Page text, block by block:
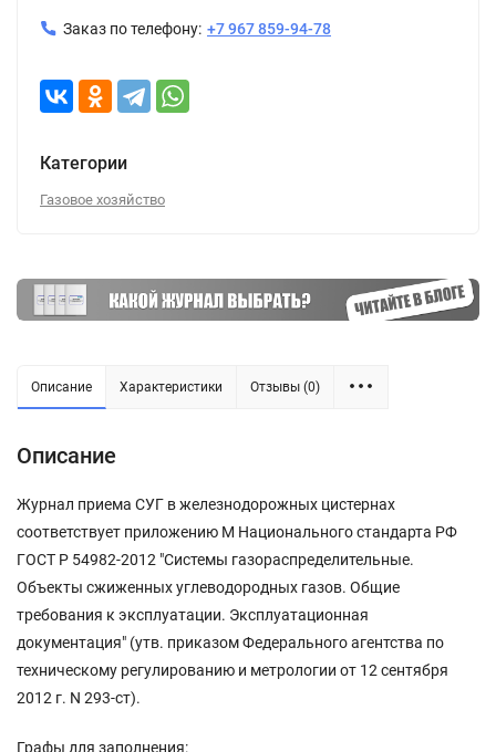
Заказ по телефону: +7 967 859-94-78
Категории
Газовое хозяйство
Описание Характеристики Отзывы (0)
Описание
Журнал приема СУГ в железнодорожных цистернах
соответствует приложению М Национального стандарта РФ
ГОСТ Р 54982-2012 "Системы газораспределительные.
Объекты сжиженных углеводородных газов. Общие
требования к эксплуатации. Эксплуатационная
документация" (утв. приказом Федерального агентства по
техническому регулированию и метрологии от 12 сентября
2012 г. N 293-ст).
Графы для заполнения: